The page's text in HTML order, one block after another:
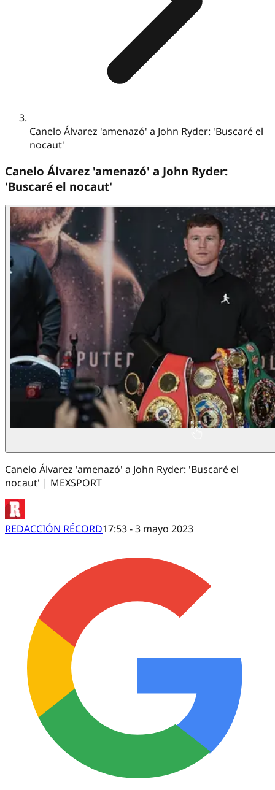
Canelo Álvarez 'amenazó' a John Ryder: 'Buscaré el
nocaut'
Canelo Álvarez 'amenazó' a John Ryder:
'Buscaré el nocaut'
Canelo Álvarez 'amenazó' a John Ryder: 'Buscaré el
nocaut' | MEXSPORT
REDACCIÓN RÉCORD17:53 - 3 mayo 2023